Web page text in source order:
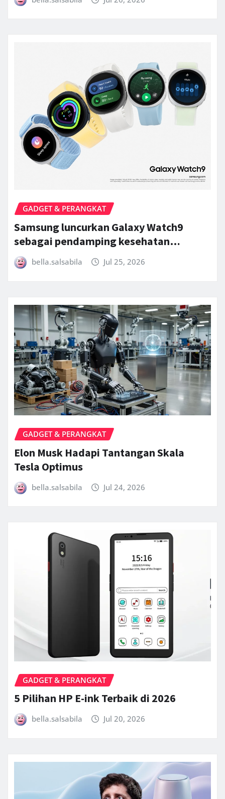
GADGET & PERANGKAT
Samsung luncurkan Galaxy Watch9
sebagai pendamping kesehatan…
bella.salsabila Jul 25, 2026
GADGET & PERANGKAT
Elon Musk Hadapi Tantangan Skala
Tesla Optimus
bella.salsabila Jul 24, 2026
GADGET & PERANGKAT
5 Pilihan HP E-ink Terbaik di 2026
bella.salsabila Jul 20, 2026